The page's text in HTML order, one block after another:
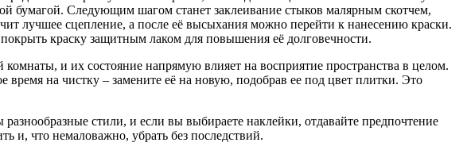
бумагой. Следующим шагом станет заклеивание стыков малярным скотчем,
лучшее сцепление, а после её высыхания можно перейти к нанесению краски.
краску защитным лаком для повышения её долговечности.
и их состояние напрямую влияет на восприятие пространства в целом.
время на чистку – замените её на новую, подобрав ее под цвет плитки. Это
стили, и если вы выбираете наклейки, отдавайте предпочтение
и, что немаловажно, убрать без последствий.